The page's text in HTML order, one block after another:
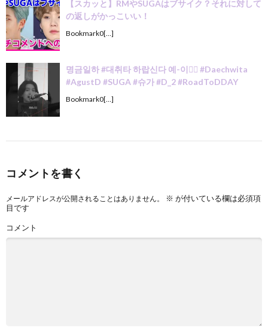
【スカッと】RMやSUGAはブサイク？それに対して
の返しがかっこいい！
Bookmark0[…]
명금일하 #대취타 하랍신다 예-이🙇‍♂️ #Daechwita
#AgustD #SUGA #슈가 #D_2 #RoadToDDAY
Bookmark0[…]
コメントを書く
メールアドレスが公開されることはありません。 ※ が付いている欄は必須項
目です
コメント